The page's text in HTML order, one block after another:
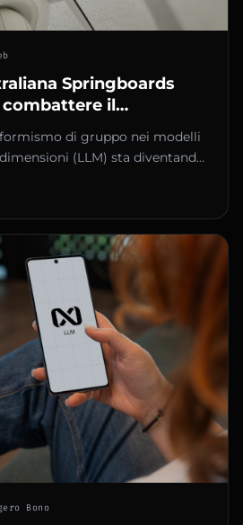
Springboards
il
modelli linguistici AI
di gruppo nei modelli
(LLM) sta diventando
Bono